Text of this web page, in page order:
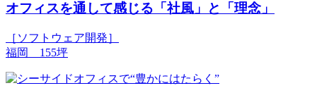
オフィスを通して感じる「社風」と「理念」
［ソフトウェア開発］
福岡 155坪